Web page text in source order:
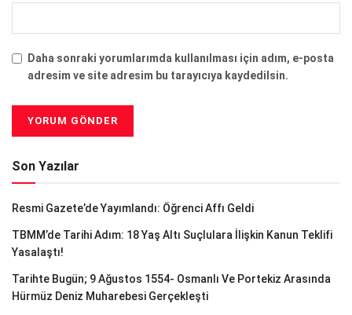
Daha sonraki yorumlarımda kullanılması için adım, e-posta
adresim ve site adresim bu tarayıcıya kaydedilsin.
Son Yazılar
Resmi Gazete’de Yayımlandı: Öğrenci Affı Geldi
TBMM’de Tarihi Adım: 18 Yaş Altı Suçlulara İlişkin Kanun Teklifi
Yasalaştı!
Tarihte Bugün; 9 Ağustos 1554- Osmanlı Ve Portekiz Arasında
Hürmüz Deniz Muharebesi Gerçekleşti